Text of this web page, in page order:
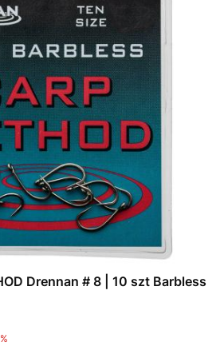
Drennan # 8 | 10 szt Barbless